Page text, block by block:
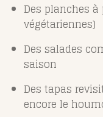
Des planches
végétariennes)
Des salades
saison
Des tapas
encore le